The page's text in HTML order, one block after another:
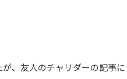
、友人のチャリダーの記事